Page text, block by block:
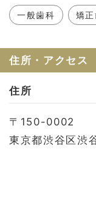
一般歯科 矯
住所・アクセス
住所
〒150-0002
東京都渋谷区